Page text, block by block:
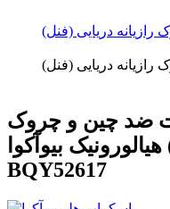
ضد چین و چروک
بیوآکوا
BQY52617